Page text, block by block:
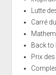
Lutte
Carré
Back to
Prix